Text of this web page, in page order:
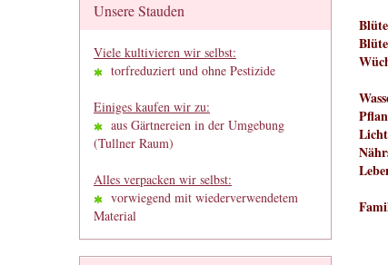
Unsere Stauden
Viele kultivieren wir selbst:
torfreduziert und ohne Pestizide
Einiges kaufen wir zu:
aus Gärtnereien in der Umgebung
(Tullner Raum)
Alles verpacken wir selbst:
vorwiegend mit wiederverwendetem
Material